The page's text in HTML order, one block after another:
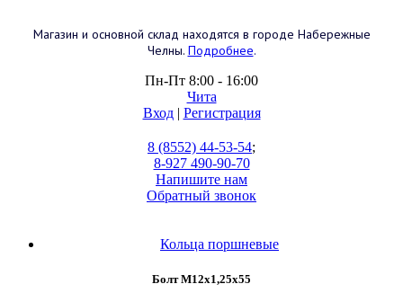
Магазин и основной склад находятся в городе Набережные
Челны. Подробнее.
Пн-Пт 8:00 - 16:00
Чита
Вход| Регистрация
8 (8552) 44-53-54;
8-927 490-90-70
Напишите нам
Обратный звонок
Кольца поршневые
Болт М12х1,25х55